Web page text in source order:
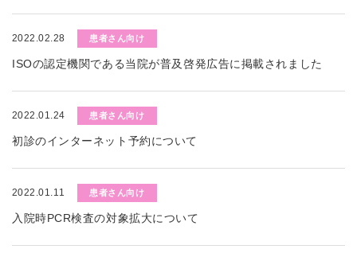
2022.02.28 患者さん向け
ISOの認定機関である当院が普及啓発広告に掲載されました
2022.01.24 患者さん向け
初診のインターネット予約について
2022.01.11 患者さん向け
入院時PCR検査の対象拡大について